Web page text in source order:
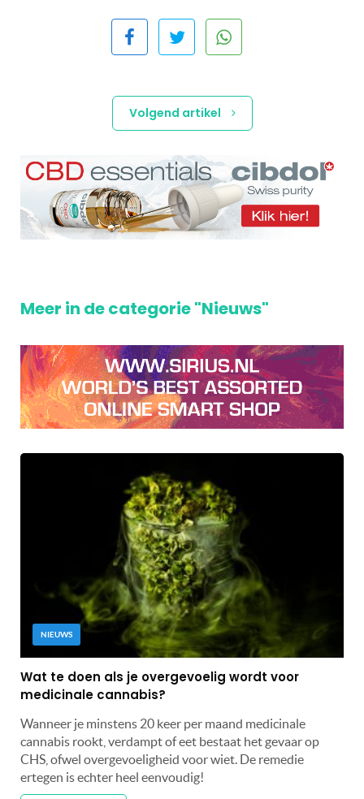
Volgend artikel
Meer in de categorie "Nieuws"
NIEUWS
Wat te doen als je overgevoelig wordt voor
medicinale cannabis?
Wanneer je minstens 20 keer per maand medicinale
cannabis rookt, verdampt of eet bestaat het gevaar op
CHS, ofwel overgevoeligheid voor wiet. De remedie
ertegen is echter heel eenvoudig!